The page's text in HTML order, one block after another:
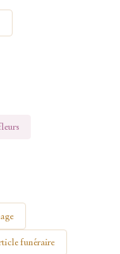
funéraire